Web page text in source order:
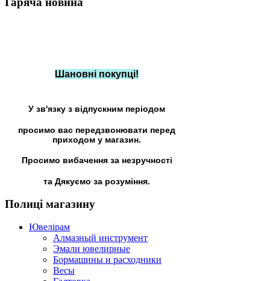
Шановні покупці!
У зв'язку з відпускним періодом
просимо вас передзвонювати перед
приходом у магазин.
Просимо вибачення за незручності
та Дякуємо за розуміння.
Полиці магазину
Ювелірам
Алмазный инструмент
Эмали ювелирные
Бормашины и расходники
Весы